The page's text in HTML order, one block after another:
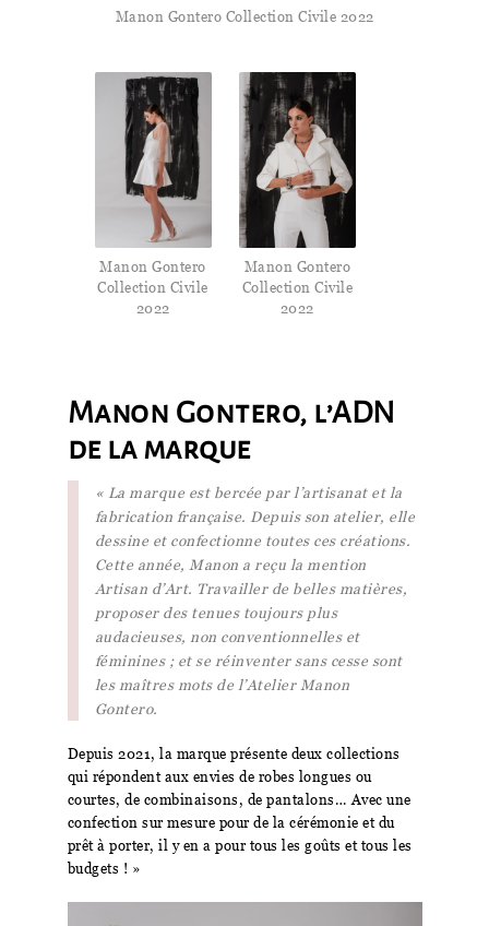
Manon Gontero Collection Civile 2022
Manon Gontero
Collection Civile
2022
Manon Gontero
Collection Civile
2022
Manon Gontero, l’ADN
de la marque
« La marque est bercée par l’artisanat et la
fabrication française. Depuis son atelier, elle
dessine et confectionne toutes ces créations.
Cette année, Manon a reçu la mention
Artisan d’Art. Travailler de belles matières,
proposer des tenues toujours plus
audacieuses, non conventionnelles et
féminines ; et se réinventer sans cesse sont
les maîtres mots de l’Atelier Manon
Gontero.
Depuis 2021, la marque présente deux collections
qui répondent aux envies de robes longues ou
courtes, de combinaisons, de pantalons… Avec une
confection sur mesure pour de la cérémonie et du
prêt à porter, il y en a pour tous les goûts et tous les
budgets ! »